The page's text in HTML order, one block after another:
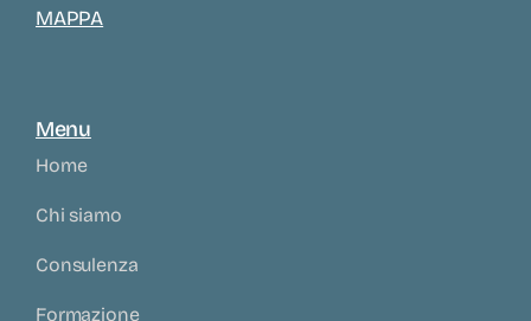
MAPPA
Menu
Home
Chi siamo
Consulenza
Formazione